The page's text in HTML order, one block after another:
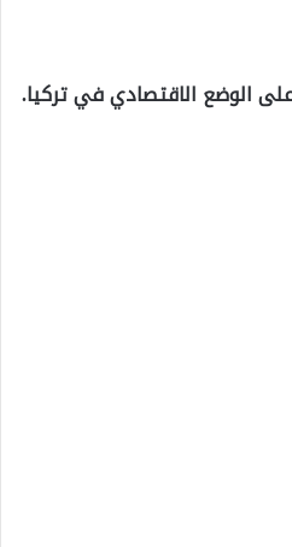
الوضع الاقتصادي في تركيا.